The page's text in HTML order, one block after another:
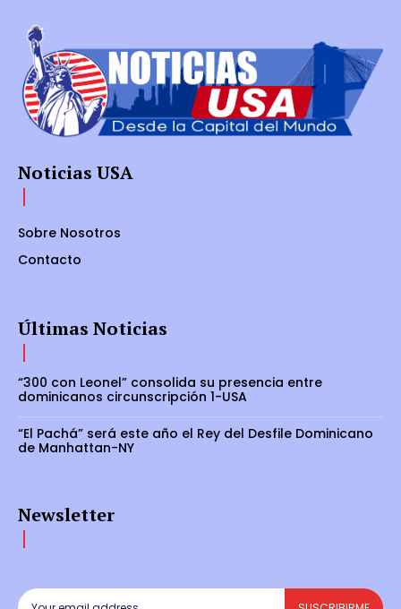
Noticias USA
Sobre Nosotros
Contacto
Últimas Noticias
“300 con Leonel” consolida su presencia entre
dominicanos circunscripción 1-USA
“El Pachá” será este año el Rey del Desfile Dominicano
de Manhattan-NY
Newsletter